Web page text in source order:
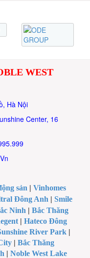
WEST
Hà Nội
Center, 16
sản |Vinhomes
Đông Anh |Smile
Ninh |Bắc Thăng
|Hateco Đông
River Park |
|Bắc Thăng
|Noble West Lake